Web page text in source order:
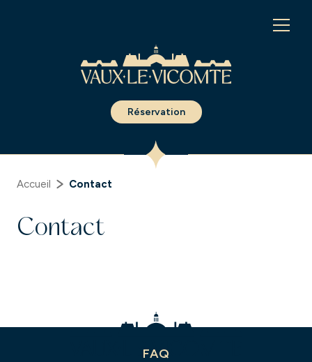
Réservation
Accueil Contact
Contact
FAQ